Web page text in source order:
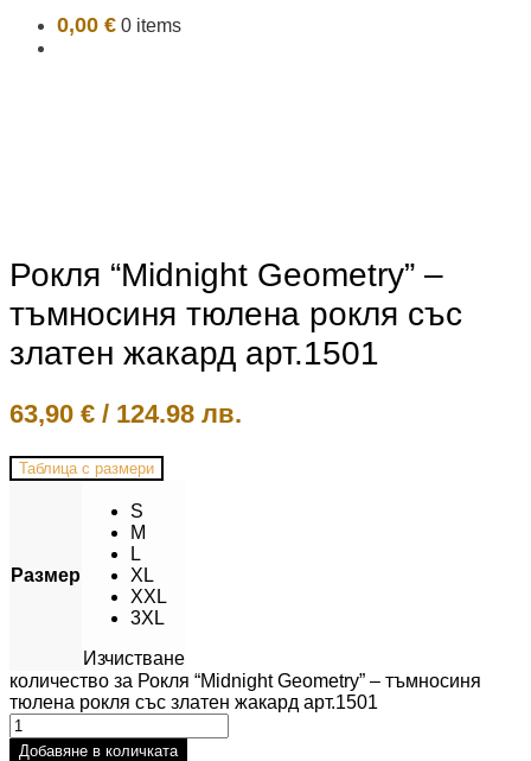
0,00 € 0 items
Рокля “Midnight Geometry” –
тъмносиня тюлена рокля със
златен жакард арт.1501
63,90 € / 124.98 лв.
Таблица с размери
Размер
S
M
L
XL
XXL
3XL
Изчистване
количество за Рокля “Midnight Geometry” – тъмносиня
тюлена рокля със златен жакард арт.1501
Добавяне в количката